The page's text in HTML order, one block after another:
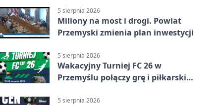
5 sierpnia 2026
Miliony na most i drogi. Powiat
Przemyski zmienia plan inwestycji
5 sierpnia 2026
Wakacyjny Turniej FC 26 w
Przemyślu połączy grę i piłkarski
5 sierpnia 2026